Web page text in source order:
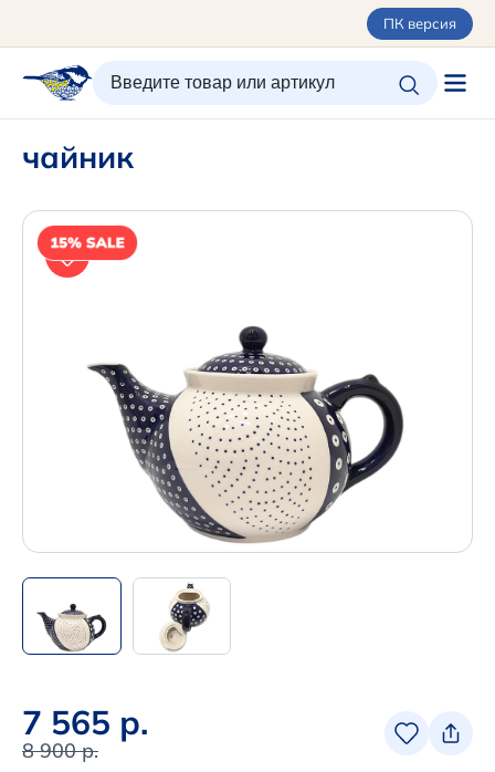
ПК версия
ИЗБРАННОЕ ВХОД/РЕГИСТРАЦИЯ КОРЗИНА
Орнаменты
О керамике
Оплата и доставка
SALE
Новинки
+7 (495) 680-44-95 /
+7 (495) 680-92-00
.
Написать нам в Телеграм
+7 (925) 294-91-85
,
+7 (926) 702-09-76
чайник
7 565 р.
8 900 р.